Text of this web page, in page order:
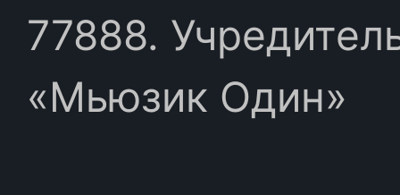
77888.
«Мьюзик Один»